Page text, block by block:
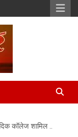
कॉलेज शामिल ..